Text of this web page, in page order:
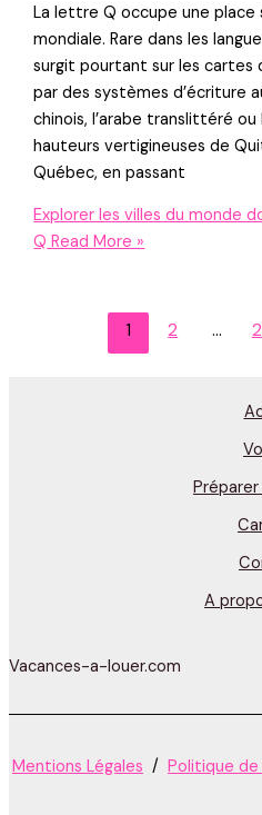
La lettre Q occupe une place
mondiale. Rare dans les
surgit pourtant sur les
par des systèmes d’écriture
chinois, l’arabe translittéré ou
hauteurs vertigineuses de
Québec, en passant
Explorer les villes du monde
Q Read More »
1 2 …
A
Vacances-a-louer.com
Mentions Légales / Politique